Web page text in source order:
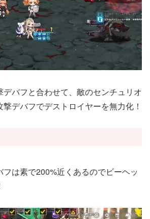
デバフと合わせて、敵のセンチュリオ
デバフでデストロイヤーを無力化！
は素で200%近くあるのでビーヘッ